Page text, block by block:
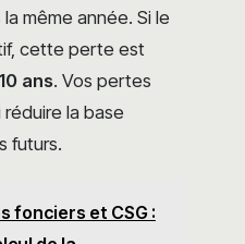
même année. Si le
cette perte est
ans. Vos pertes
la base
futurs.
fonciers et CSG :